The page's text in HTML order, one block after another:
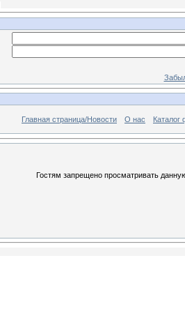
Главная страница/Новости О нас Каталог
Гостям запрещено просматривать